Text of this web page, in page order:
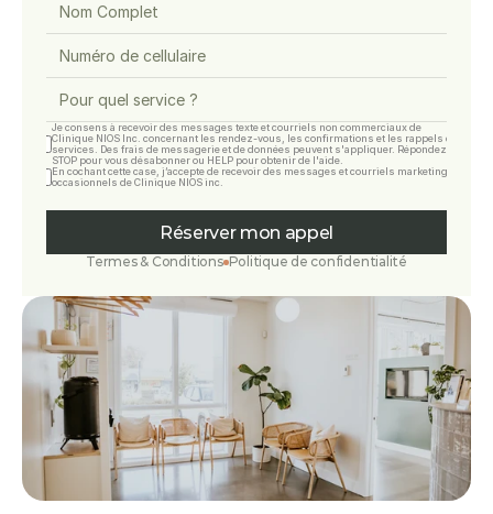
Je consens à recevoir des messages texte et courriels non commerciaux de
Clinique NIOS Inc. concernant les rendez-vous, les confirmations et les rappels de
services. Des frais de messagerie et de données peuvent s'appliquer. Répondez
STOP pour vous désabonner ou HELP pour obtenir de l'aide.
En cochant cette case, j’accepte de recevoir des messages et courriels marketing
occasionnels de Clinique NIOS inc.
Réserver mon appel
Termes & Conditions Politique de confidentialité